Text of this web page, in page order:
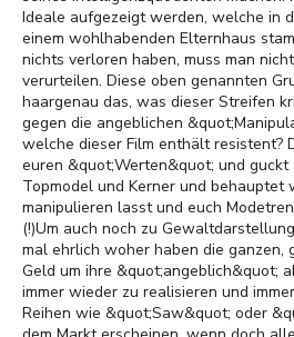
Ideale aufgezeigt werden, welche in
einem wohlhabenden Elternhaus
nichts verloren haben, muss man
verurteilen. Diese oben genannten
haargenau das, was dieser Streifen
gegen die angeblichen
welche dieser Film enthält resistent?
euren &quot;Werten&quot; und guckt
Topmodel und Kerner und behauptet
manipulieren lasst und euch
(!)Um auch noch zu
mal ehrlich woher haben die ganzen,
Geld um ihre &quot;angeblich&quot;
immer wieder zu realisieren und
Reihen wie &quot;Saw&quot; oder